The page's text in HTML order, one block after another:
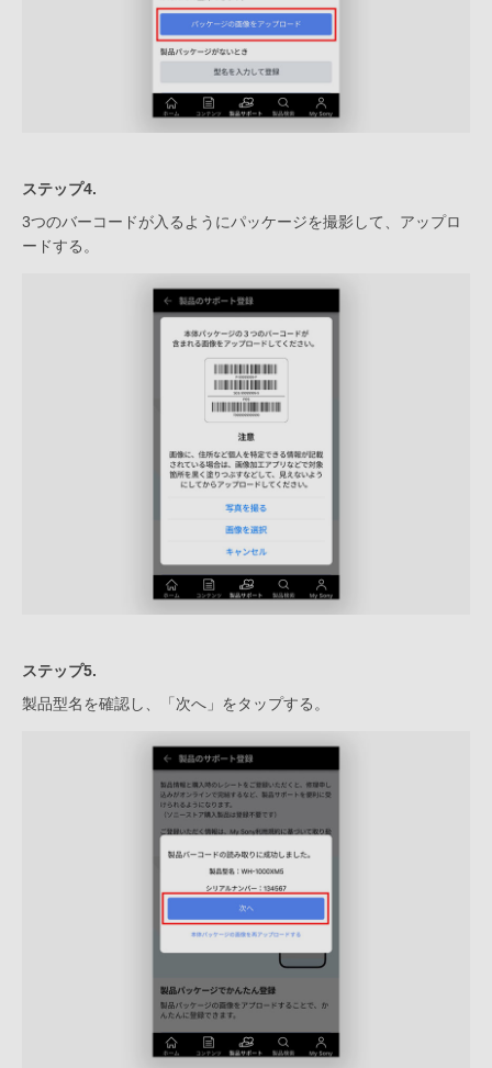
ステップ4.
3つのバーコードが入るようにパッケージを撮影して、アップロ
ードする。
ステップ5.
製品型名を確認し、「次へ」をタップする。